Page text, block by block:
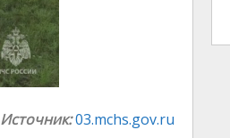
Источник:03.mchs.gov.ru